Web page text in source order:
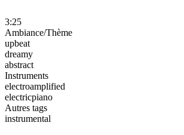
3:25
Ambiance/Thème
upbeat
dreamy
abstract
Instruments
electroamplified
electricpiano
Autres tags
instrumental